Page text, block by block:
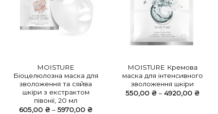
MOISTURE
Біоцелюлозна маска для
зволоження та сяйва
шкіри з екстрактом
півонії, 20 мл
605,00 ₴ – 5970,00 ₴Діапазон
MOISTURE Кремова
маска для інтенсивного
зволоження шкіри
550,00 ₴ – 4920,00 ₴